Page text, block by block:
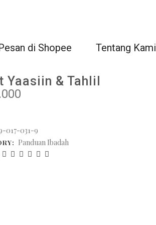
di Shopee Tentang Kami
Yaasiin & Tahlil
017-031-9
Panduan Ibadah